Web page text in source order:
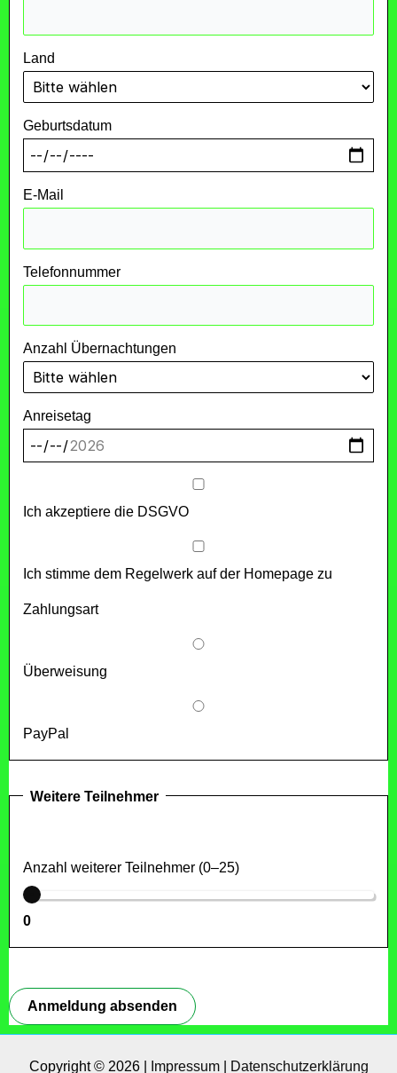
Land
Geburtsdatum
E-Mail
Telefonnummer
Anzahl Übernachtungen
Anreisetag
Ich akzeptiere die DSGVO
Ich stimme dem Regelwerk auf der Homepage zu
Zahlungsart
Überweisung
PayPal
Weitere Teilnehmer
Anzahl weiterer Teilnehmer (0–25)
0
Anmeldung absenden
Copyright © 2026 | Impressum| Datenschutzerklärung